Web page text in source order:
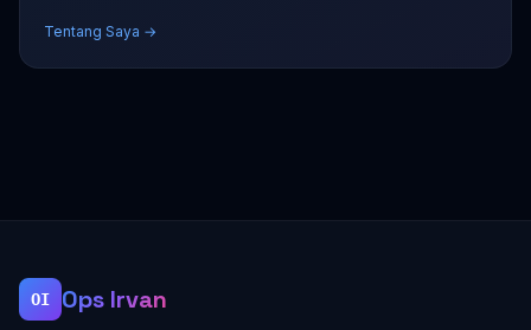
Tentang Saya →
OI Ops Irvan